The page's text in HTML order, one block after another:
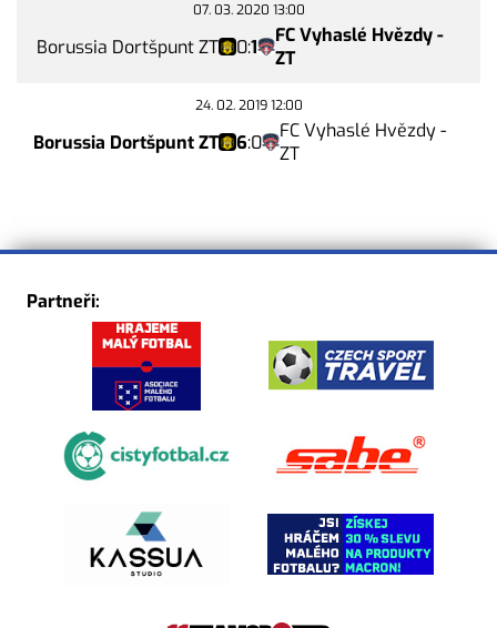
07. 03. 2020 13:00
Borussia Dortšpunt ZT 0:1
FC Vyhaslé Hvězdy -
ZT
24. 02. 2019 12:00
Borussia Dortšpunt ZT 6:0
FC Vyhaslé Hvězdy -
ZT
Partneři: